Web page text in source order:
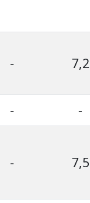
- 7,2
- -
- 7,5